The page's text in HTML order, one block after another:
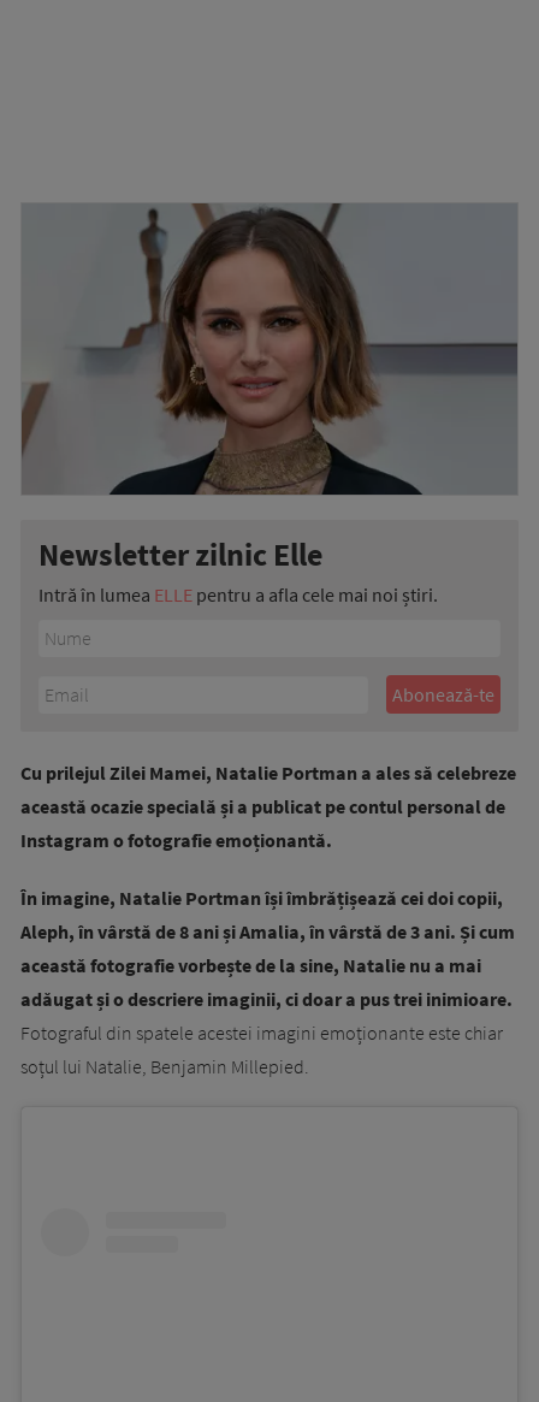
Newsletter zilnic Elle
Intră în lumea ELLE pentru a afla cele mai noi știri.
Cu prilejul Zilei Mamei, Natalie Portman a ales să celebreze
această ocazie specială și a publicat pe contul personal de
Instagram o fotografie emoționantă.
În imagine, Natalie Portman își îmbrățișează cei doi copii,
Aleph, în vârstă de 8 ani și Amalia, în vârstă de 3 ani. Și cum
această fotografie vorbește de la sine, Natalie nu a mai
adăugat și o descriere imaginii, ci doar a pus trei inimioare.
Fotograful din spatele acestei imagini emoționante este chiar
soțul lui Natalie, Benjamin Millepied.